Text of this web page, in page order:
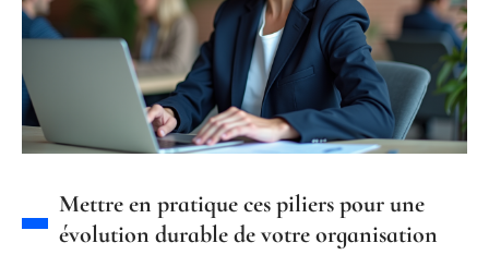
Mettre en pratique ces piliers pour une
évolution durable de votre organisation